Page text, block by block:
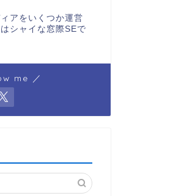
アをいくつか運営
シャイな窓際SEで
me ／